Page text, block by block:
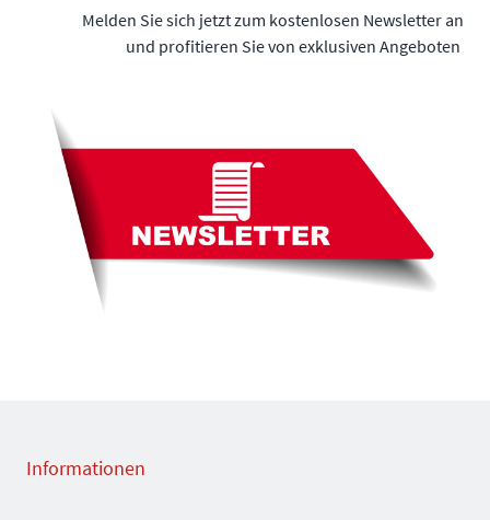
Melden Sie sich jetzt zum kostenlosen Newsletter an
und profitieren Sie von exklusiven Angeboten
Informationen